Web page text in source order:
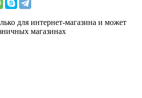
для интернет-магазина и может
магазинах